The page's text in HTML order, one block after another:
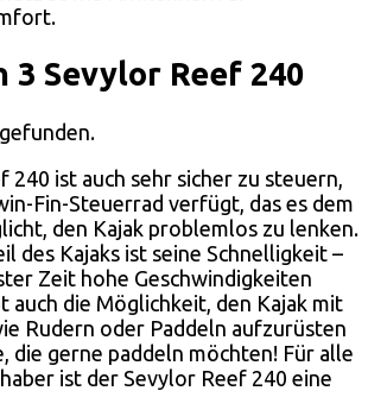
3 Sevylor Reef 240
240 ist auch sehr sicher zu steuern,
Fin-Steuerrad verfügt, das es dem
den Kajak problemlos zu lenken.
des Kajaks ist seine Schnelligkeit –
Zeit hohe Geschwindigkeiten
auch die Möglichkeit, den Kajak mit
Rudern oder Paddeln aufzurüsten
die gerne paddeln möchten! Für alle
ist der Sevylor Reef 240 eine